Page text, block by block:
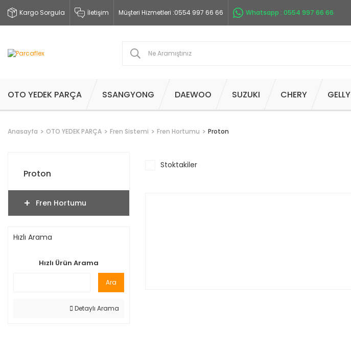
Kargo Sorgula İletişim Müşteri Hizmetleri :0554 997 66 66 Whatsapp : 0554 997 66 66
OTO YEDEK PARÇA SSANGYONG DAEWOO SUZUKI CHERY GELLY
Anasayfa OTO YEDEK PARÇA Fren Sistemi Fren Hortumu Proton
Proton
Fren Hortumu
Hızlı Arama
Hızlı Ürün Arama
Ara
Detaylı Arama
Stoktakiler